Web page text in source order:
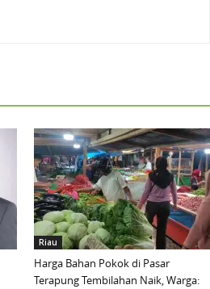
Riau
Harga Bahan Pokok di Pasar
Terapung Tembilahan Naik, Warga: